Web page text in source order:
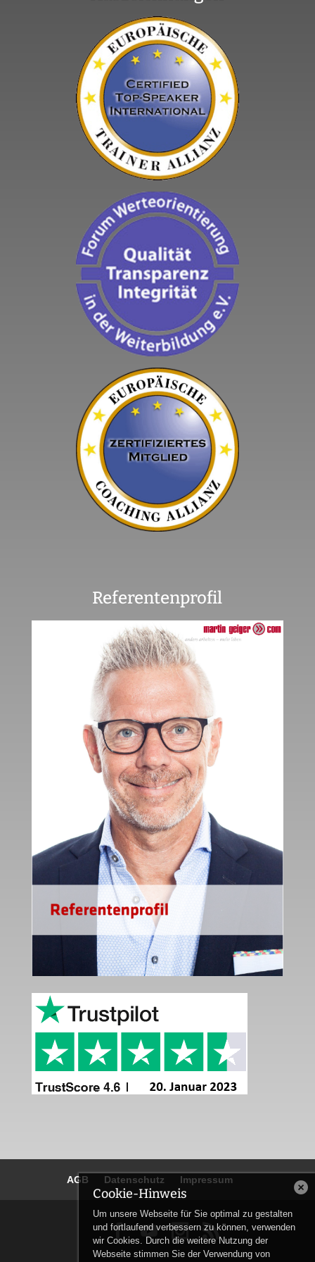
Referentenprofil
AGB Datenschutz Impressum
 
Cookie-Hinweis
Um unsere Webseite für Sie optimal zu gestalten
und fortlaufend verbessern zu können, verwenden
wir Cookies. Durch die weitere Nutzung der
Webseite stimmen Sie der Verwendung von